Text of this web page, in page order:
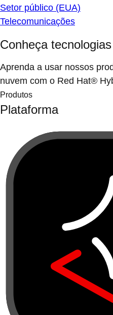
Setor público (EUA)
Telecomunicações
Conheça
Aprenda a usar nossos
nuvem com o Red Hat®
Produtos
Plataforma